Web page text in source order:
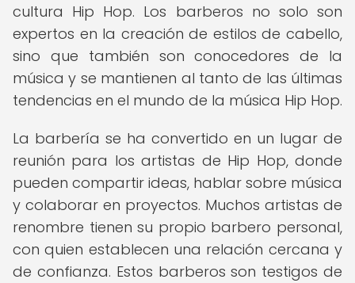
cultura Hip Hop. Los barberos no solo son
expertos en la creación de estilos de cabello,
sino que también son conocedores de la
música y se mantienen al tanto de las últimas
tendencias en el mundo de la música Hip Hop.
La barbería se ha convertido en un lugar de
reunión para los artistas de Hip Hop, donde
pueden compartir ideas, hablar sobre música
y colaborar en proyectos. Muchos artistas de
renombre tienen su propio barbero personal,
con quien establecen una relación cercana y
de confianza. Estos barberos son testigos de